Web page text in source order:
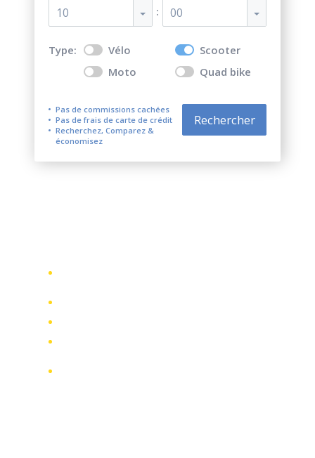
10 : 00
Type: Vélo
Scooter
Moto
Quad bike
Pas de commissions cachées
Pas de frais de carte de crédit
Recherchez, Comparez &
économisez
Rechercher